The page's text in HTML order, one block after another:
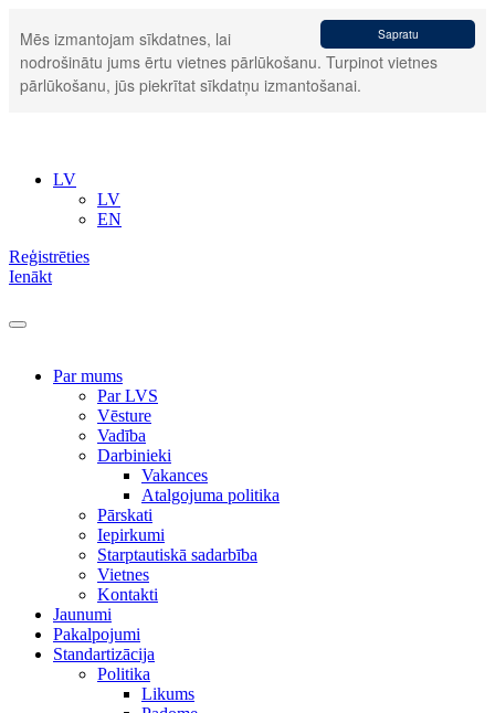
Sapratu
Mēs izmantojam sīkdatnes, lai
nodrošinātu jums ērtu vietnes pārlūkošanu. Turpinot vietnes
pārlūkošanu, jūs piekrītat sīkdatņu izmantošanai.
LV
LV
EN
Reģistrēties
Ienākt
Par mums
Par LVS
Vēsture
Vadība
Darbinieki
Vakances
Atalgojuma politika
Pārskati
Iepirkumi
Starptautiskā sadarbība
Vietnes
Kontakti
Jaunumi
Pakalpojumi
Standartizācija
Politika
Likums